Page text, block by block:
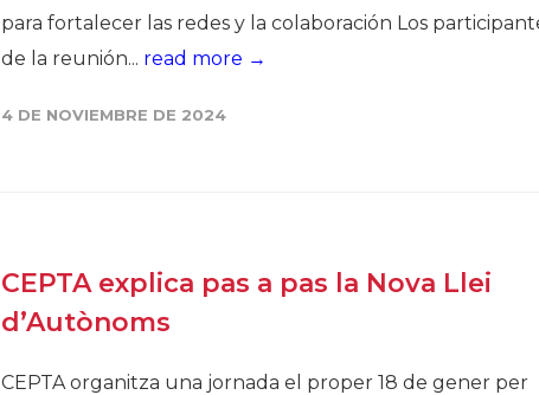
para fortalecer las redes y la colaboración Los
de la reunión... read more →
4 DE NOVIEMBRE DE 2024
CEPTA explica pas a pas la Nova Llei
d’Autònoms
CEPTA organitza una jornada el proper 18 de gener per